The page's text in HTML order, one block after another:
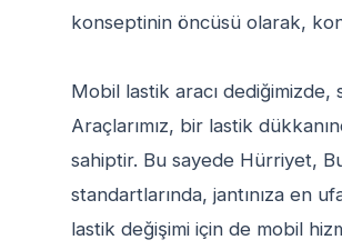
konseptinin öncüsü olarak,
Mobil lastik aracı
Araçlarımız, bir lastik
sahiptir. Bu sayede Hürriyet,
standartlarında, jantınıza en
lastik değişimi için de mobil